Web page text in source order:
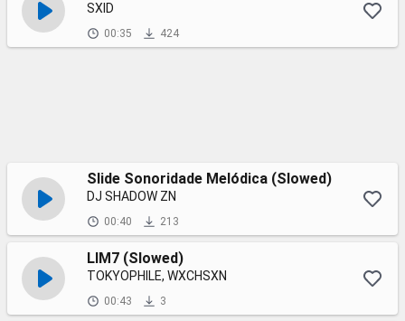
SXID
00:35 424
Slide Sonoridade Melódica (Slowed)
DJ SHADOW ZN
00:40 213
LIM7 (Slowed)
TOKYOPHILE, WXCHSXN
00:43 3